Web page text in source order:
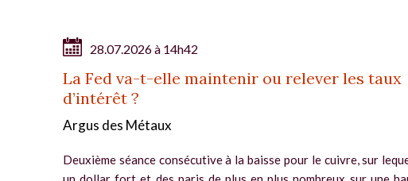
28.07.2026 à 14h42
La Fed va-t-elle maintenir ou relever les taux
d’intérêt ?
Argus des Métaux
Deuxième séance consécutive à la baisse pour le cuivre, sur